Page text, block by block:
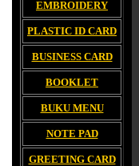
EMBROIDERY
PLASTIC ID CARD
BUSINESS CARD
BOOKLET
BUKU MENU
NOTE PAD
GREETING CARD